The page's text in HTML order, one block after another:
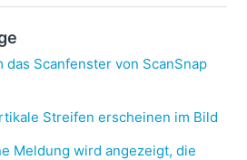
das Scanfenster von ScanSnap
Streifen erscheinen im Bild
Meldung wird angezeigt, die